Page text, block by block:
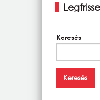
fülek
Keresés